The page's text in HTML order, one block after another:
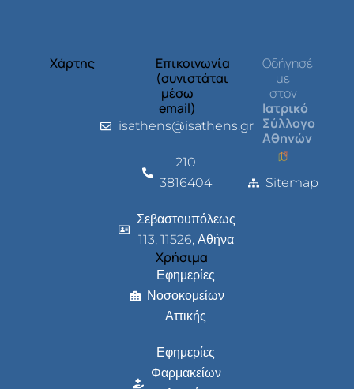
Χάρτης
Επικοινωνία
(συνιστάται
μέσω
email)
isathens@isathens.gr
210
3816404
Σεβαστουπόλεως
113, 11526, Αθήνα
Χρήσιμα
Εφημερίες
Νοσοκομείων
Αττικής
Εφημερίες
Φαρμακείων
Οδήγησέ
με
στον
Ιατρικό
Σύλλογο
Αθηνών
Sitemap